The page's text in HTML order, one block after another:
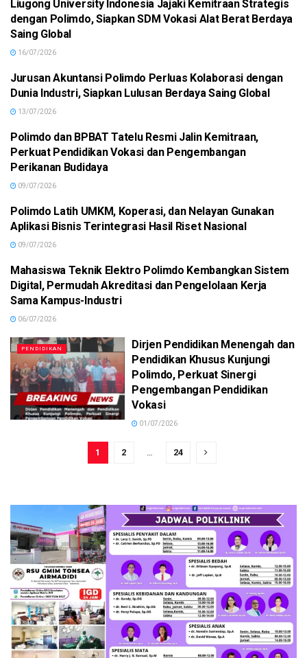
MANADO
Liugong University Indonesia Jajaki Kemitraan Strategis
dengan Polimdo, Siapkan SDM Vokasi Alat Berat Berdaya
Saing Global
16/07/2026
MANADO
Jurusan Akuntansi Polimdo Perluas Kolaborasi dengan
Dunia Industri, Siapkan Lulusan Berdaya Saing Global
13/07/2026
MANADO
Polimdo dan BPBAT Tatelu Resmi Jalin Kemitraan,
Perkuat Pendidikan Vokasi dan Pengembangan
Perikanan Budidaya
09/07/2026
MANADO
Polimdo Latih UMKM, Koperasi, dan Nelayan Gunakan
Aplikasi Bisnis Terintegrasi Hasil Riset Nasional
09/07/2026
MANADO
Mahasiswa Teknik Elektro Polimdo Kembangkan Sistem
Digital, Permudah Akreditasi dan Pengelolaan Kerja
Sama Kampus-Industri
06/07/2026
PENDIDIKAN
Dirjen Pendidikan Menengah dan
Pendidikan Khusus Kunjungi
Polimdo, Perkuat Sinergi
Pengembangan Pendidikan
Vokasi
01/07/2026
1 2 … 24